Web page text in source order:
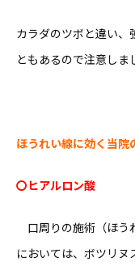
カラダのツボと違い、
ともあるので注意しま
ほうれい線に効く当院
〇ヒアルロン酸
口周りの施術（ほう
においては、ボツリ